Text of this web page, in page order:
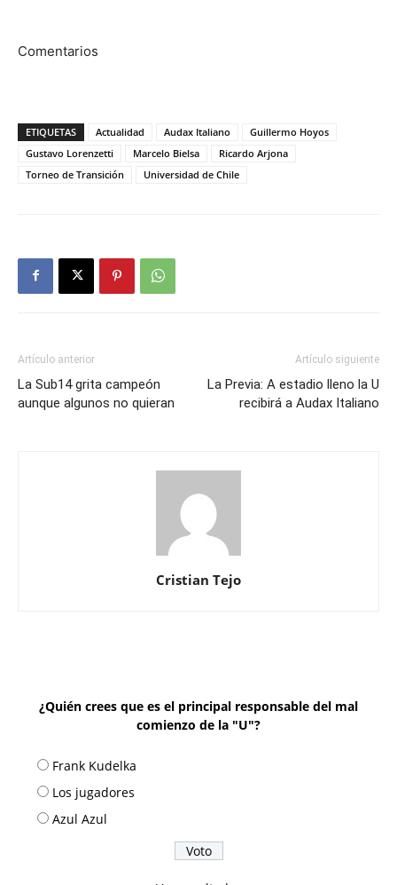
Comentarios
ETIQUETAS Actualidad Audax Italiano
Guillermo Hoyos
Gustavo Lorenzetti
Marcelo Bielsa
Ricardo Arjona
Torneo de Transición
Universidad de Chile
Artículo anterior
La Sub14 grita campeón
aunque algunos no quieran
Artículo siguiente
La Previa: A estadio lleno la U
recibirá a Audax Italiano
Cristian Tejo
¿Quién crees que es el principal responsable del mal
comienzo de la "U"?
Frank Kudelka
Los jugadores
Azul Azul